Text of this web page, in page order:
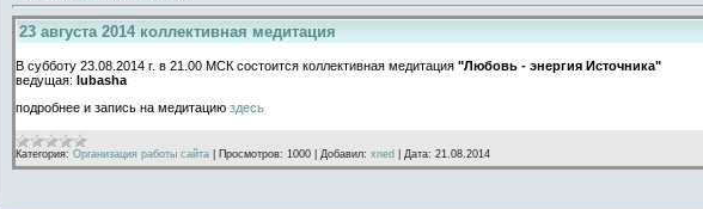
23 августа 2014 коллективная медитация
В субботу 23.08.2014 г. в 21.00 МСК состоится коллективная медитация "Любовь - энергия Источника"
ведущая: lubasha
подробнее и запись на медитацию здесь
Категория: Организация работы сайта Просмотров: 1000 Добавил: xned Дата: 21.08.2014